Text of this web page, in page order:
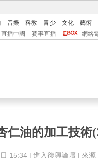
音樂 科教 青少 文化
藝術
直播中國 賽事直播 網絡
仁油的加工技術
15:34 | 進入復興論壇 | 來源